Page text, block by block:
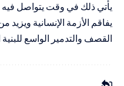
يأتي ذلك في وقت يتواصل فيه
يفاقم الأزمة الإنسانية
القصف والتدمير الواسع للبنية